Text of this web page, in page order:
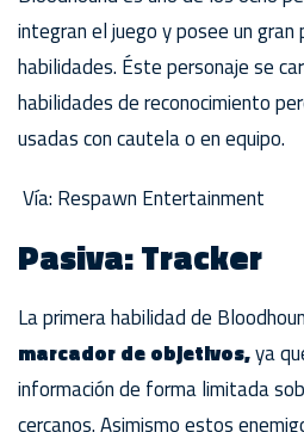
integran el juego y posee un gran
habilidades. Éste personaje se
habilidades de reconocimiento
usadas con cautela o en equipo.
Vía: Respawn Entertainment
Pasiva: Tracker
La primera habilidad de
marcador de objetivos,ya
información de forma limitada
cercanos. Asimismo estos